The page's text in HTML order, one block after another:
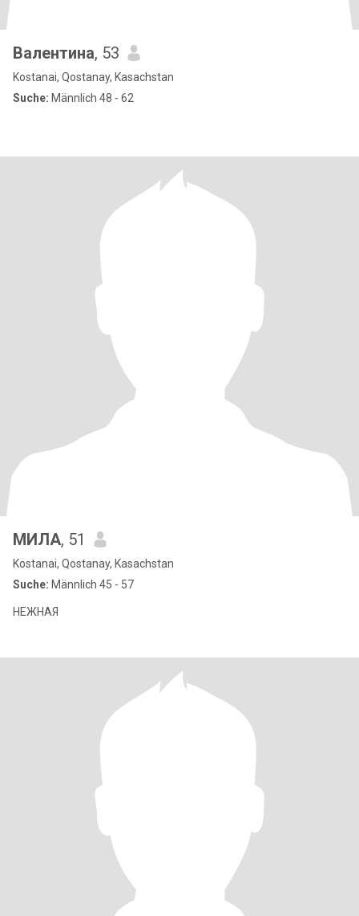
Валентина, 53
Kostanai, Qostanay, Kasachstan
Suche: Männlich 48 - 62
МИЛА, 51
Kostanai, Qostanay, Kasachstan
Suche: Männlich 45 - 57
НЕЖНАЯ